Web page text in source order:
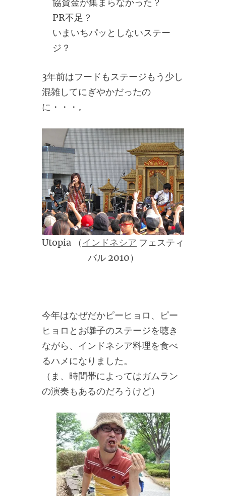
PR不足？
いまいちパッとしないステー
ジ？
3年前はフードもステージもう少し
混雑してにぎやかだったの
に・・・。
Utopia （ インドネシア フェスティ
バル 2010）
今年はなぜだかピーヒョロ、ピー
ヒョロとお囃子のステージを聴き
ながら、インドネシア料理を食べ
るハメになりました。
（ま、時間帯によってはガムラン
の演奏もあるのだろうけど）